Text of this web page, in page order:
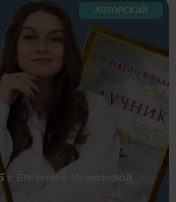
Евгенией Морозовой
АВТОРСКИЙ